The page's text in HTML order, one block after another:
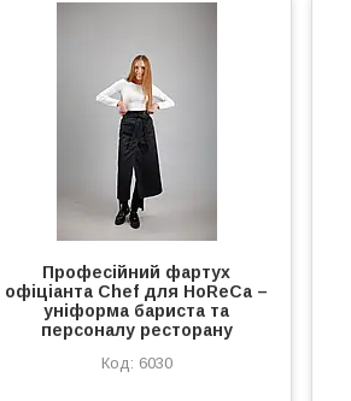
Професійний фартух
офіціанта Chef для HoReCa –
уніформа бариста та
персоналу ресторану
6030